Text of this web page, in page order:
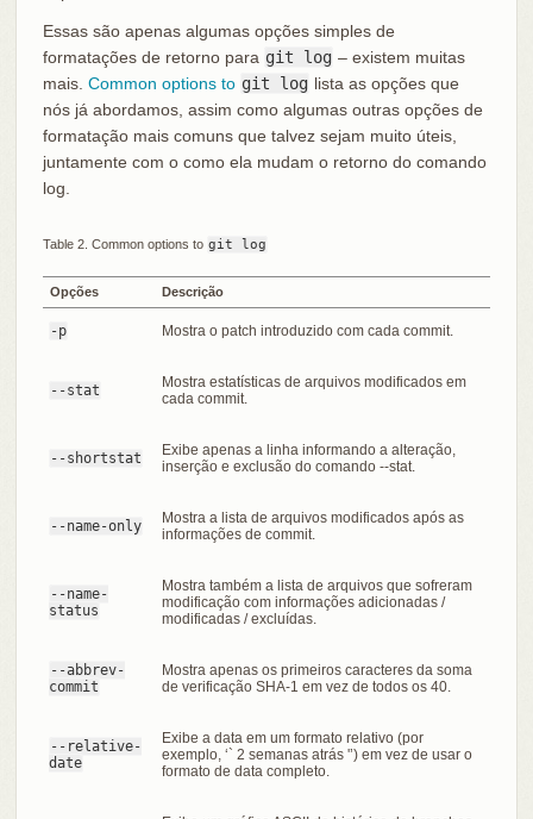
Essas são apenas algumas opções simples de
formatações de retorno para git log – existem muitas
mais. Common options to git log lista as opções que
nós já abordamos, assim como algumas outras opções de
formatação mais comuns que talvez sejam muito úteis,
juntamente com o como ela mudam o retorno do comando
log.
Table 2. Common options to git log
Opções Descrição
-p Mostra o patch introduzido com cada commit.
--stat
Mostra estatísticas de arquivos modificados em
cada commit.
--shortstat
Exibe apenas a linha informando a alteração,
inserção e exclusão do comando --stat.
--name-only
Mostra a lista de arquivos modificados após as
informações de commit.
--name-
status
Mostra também a lista de arquivos que sofreram
modificação com informações adicionadas /
modificadas / excluídas.
--abbrev-
commit
Mostra apenas os primeiros caracteres da soma
de verificação SHA-1 em vez de todos os 40.
--relative-
date
Exibe a data em um formato relativo (por
exemplo, ‘` 2 semanas atrás '’) em vez de usar o
formato de data completo.